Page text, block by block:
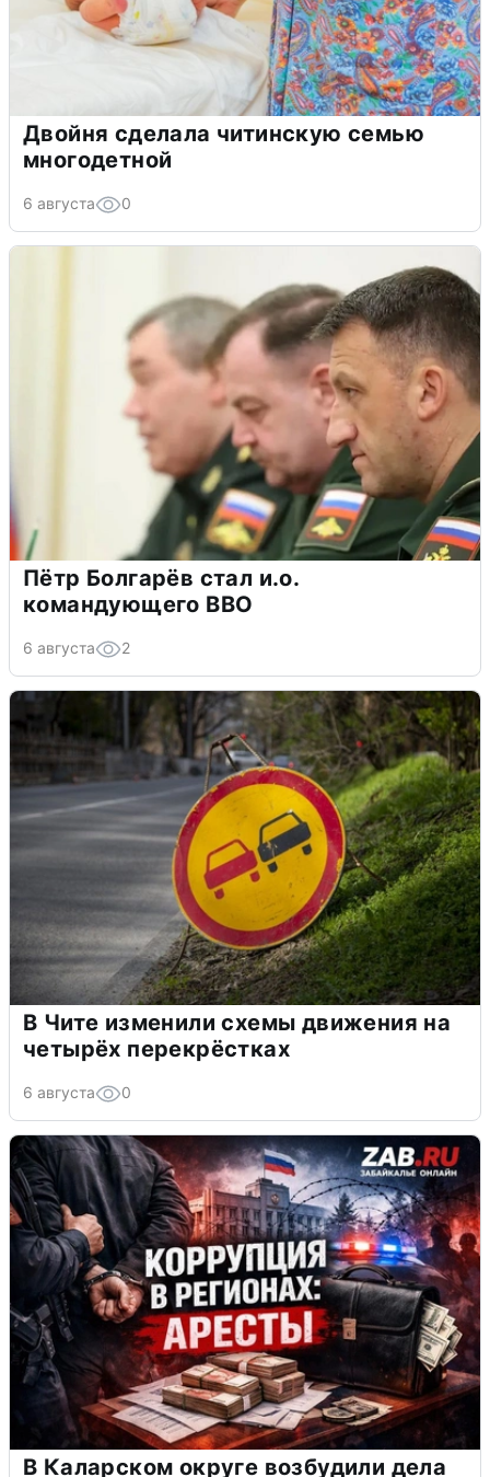
Двойня сделала читинскую семью
многодетной
6 августа 0
Пётр Болгарёв стал и.о.
командующего ВВО
6 августа 2
В Чите изменили схемы движения на
четырёх перекрёстках
6 августа 0
В Каларском округе возбудили дела